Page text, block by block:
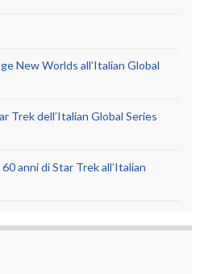
New Worlds all’Italian Global
Trek dell’Italian Global Series
anni di Star Trek all’Italian